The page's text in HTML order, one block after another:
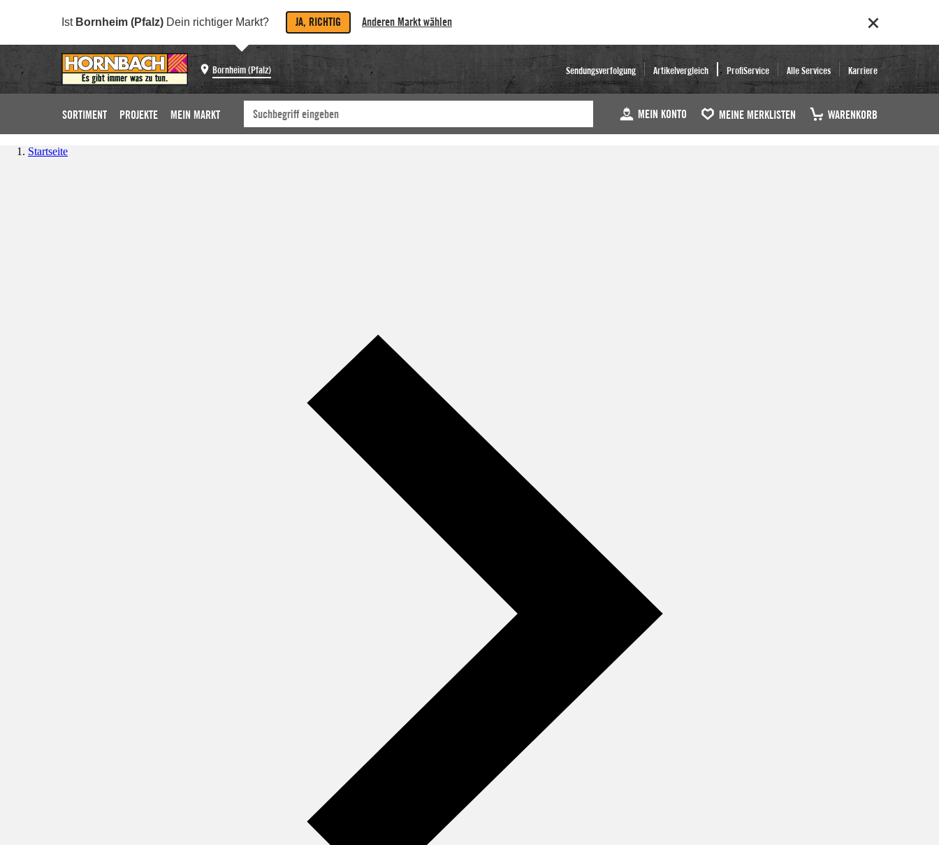
Ist Bornheim (Pfalz) Dein richtiger Markt? JA, RICHTIG Anderen Markt wählen
Bornheim (Pfalz) Sendungsverfolgung Artikelvergleich ProfiService Alle Services Karriere
SORTIMENT PROJEKTE MEIN MARKT MEIN KONTO MEINE MERKLISTEN WARENKORB
Startseite